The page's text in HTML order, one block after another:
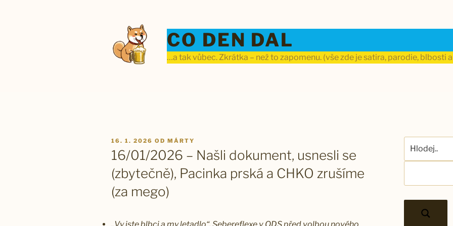
CO DEN DAL
…a tak vůbec. Zkrátka – než to zapomenu. (vše zde je satira, parodie, blbosti
PUBLIKOVÁNO
16. 1. 2026 OD MÁRTY
16/01/2026 – Našli dokument, usnesli se
(zbytečně), Pacinka prská a CHKO zrušíme
(za mego)